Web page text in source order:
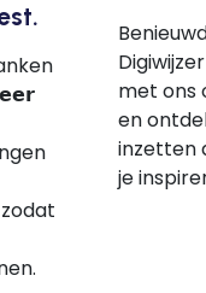
met ons
en
inzetten
je